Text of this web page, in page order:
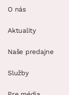
O nás
Aktuality
Naše predajne
Služby